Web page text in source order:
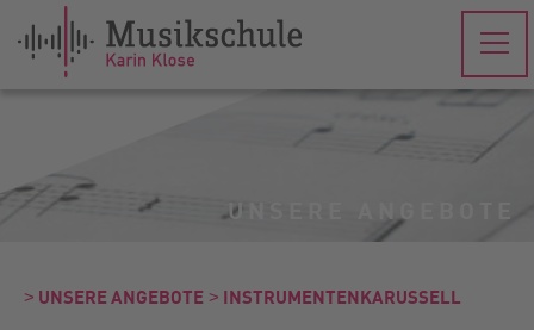
UNSERE ANGEBOTE
˃ UNSERE ANGEBOTE ˃ INSTRUMENTEN­KARUSSELL